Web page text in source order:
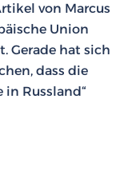
von Marcus
Union
Gerade hat sich
dass die
Russland“